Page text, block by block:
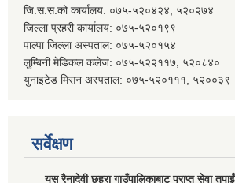
जि.स.स.को कार्यालय: ०७५-५२०४२४, ५२०२७४
जिल्ला प्रहरी कार्यालय: ०७५-५२०१९९
पाल्पा जिल्ला अस्पताल: ०७५-५२०१५४
लुम्बिनी मेडिकल कलेज: ०७५-५२२११७, ५२०८४०
युनाइटेड मिसन अस्पताल: ०७५-५२०१११, ५२००३९
सर्वेक्षण
यस रैनादेवी छहरा गाउँपालिकाबाट प्राप्त सेवा